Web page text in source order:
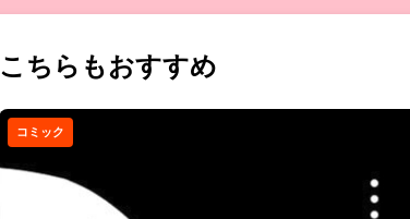
こちらもおすすめ
コミック